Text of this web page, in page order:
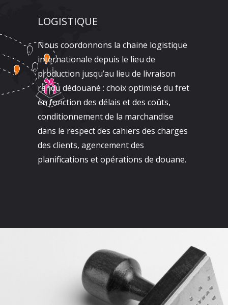
LOGISTIQUE
Nous coordonnons la chaine logistique
internationale depuis le lieu de
production jusqu’au lieu de livraison
rendu dédouané : choix optimisé du fret
en fonction des délais et des coûts,
conditionnement de la marchandise
dans le respect des cahiers des charges
des clients, agencement des
planifications et opérations de douane.